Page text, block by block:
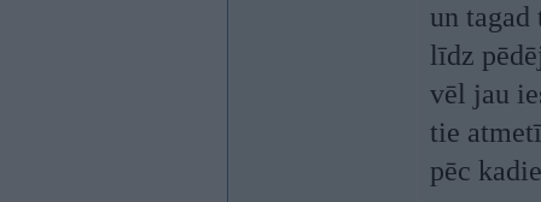
un
līdz
vēl jau
tie
pēc